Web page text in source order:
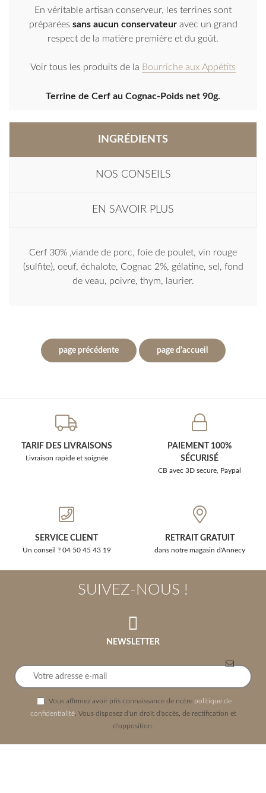
En véritable artisan conserveur, les terrines sont
préparées sans aucun conservateur avec un grand
respect de la matière première et du goût.
Voir tous les produits de la Bourriche aux Appétits
Terrine de Cerf au Cognac-Poids net 90g.
INGRÉDIENTS
NOS CONSEILS
EN SAVOIR PLUS
Cerf 30% ,viande de porc, foie de poulet, vin rouge
(sulfite), oeuf, échalote, Cognac 2%, gélatine, sel, fond
de veau, poivre, thym, laurier.
TARIF DES LIVRAISONS
Livraison rapide et soignée
PAIEMENT 100%
SÉCURISÉ
CB avec 3D secure, Paypal
SERVICE CLIENT
Un conseil ? 04 50 45 43 19
RETRAIT GRATUIT
dans notre magasin d'Annecy
SUIVEZ-NOUS !
NEWSLETTER
Vous affirmez avoir pris connaissance de notre politique de
confidentialité. Vous disposez d'un droit d'accès, de rectification et
d'opposition.